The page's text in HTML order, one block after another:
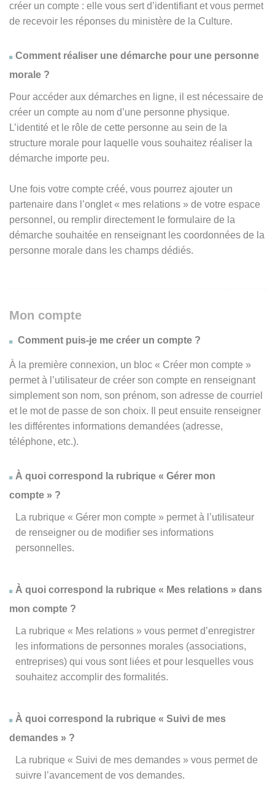
créer un compte : elle vous sert d’identifiant et vous permet
de recevoir les réponses du ministère de la Culture.
Comment réaliser une démarche pour une personne
morale ?
Pour accéder aux démarches en ligne, il est nécessaire de
créer un compte au nom d’une personne physique.
L’identité et le rôle de cette personne au sein de la
structure morale pour laquelle vous souhaitez réaliser la
démarche importe peu.
Une fois votre compte créé, vous pourrez ajouter un
partenaire dans l’onglet « mes relations » de votre espace
personnel, ou remplir directement le formulaire de la
démarche souhaitée en renseignant les coordonnées de la
personne morale dans les champs dédiés.
Mon compte
Comment puis-je me créer un compte ?
À la première connexion, un bloc « Créer mon compte »
permet à l’utilisateur de créer son compte en renseignant
simplement son nom, son prénom, son adresse de courriel
et le mot de passe de son choix. Il peut ensuite renseigner
les différentes informations demandées (adresse,
téléphone, etc.).
À quoi correspond la rubrique « Gérer mon
compte » ?
La rubrique « Gérer mon compte » permet à l’utilisateur
de renseigner ou de modifier ses informations
personnelles.
À quoi correspond la rubrique « Mes relations » dans
mon compte ?
La rubrique « Mes relations » vous permet d’enregistrer
les informations de personnes morales (associations,
entreprises) qui vous sont liées et pour lesquelles vous
souhaitez accomplir des formalités.
À quoi correspond la rubrique « Suivi de mes
demandes » ?
La rubrique « Suivi de mes demandes » vous permet de
suivre l’avancement de vos demandes.